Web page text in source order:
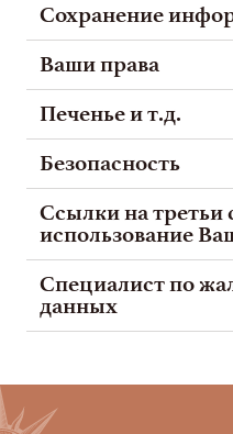
Сохранение
Ваши права
Печенье и т.д.
Безопасность
Ссылки на третьи
использование
Специалист по
данных